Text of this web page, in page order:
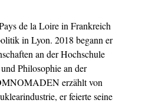
de la Loire in Frankreich
in Lyon. 2018 begann er
an der Hochschule
Philosophie an der
erzählt von
er feierte seine